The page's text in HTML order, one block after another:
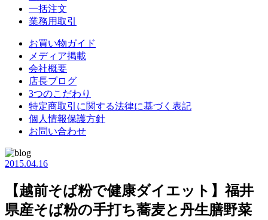
一括注文
業務用取引
お買い物ガイド
メディア掲載
会社概要
店長ブログ
3つのこだわり
特定商取引に関する法律に基づく表記
個人情報保護方針
お問い合わせ
2015.04.16
【越前そば粉で健康ダイエット】福井
県産そば粉の手打ち蕎麦と丹生膳野菜